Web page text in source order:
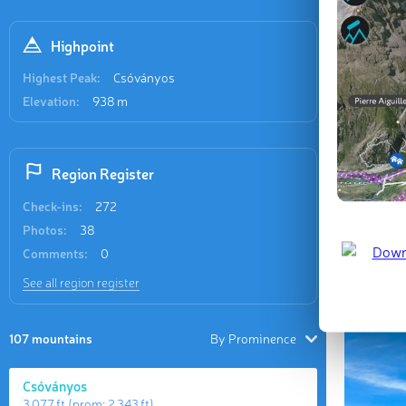
Highpoint
Highest Peak:
Csóványos
Elevation:
938 m
Region Register
Check-ins:
272
Photos:
38
Comments:
0
See all region register
107 mountains By Prominence
Csóványos
136 check-